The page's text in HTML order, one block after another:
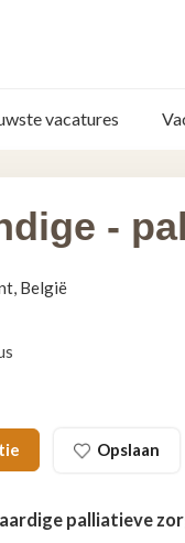
vacatures
-
België
Opslaan
palliatieve